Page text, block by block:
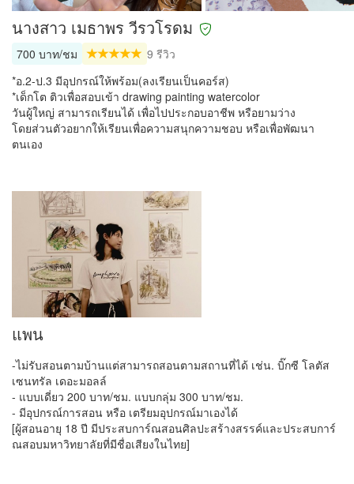
นางสาว เมธาพร วีรวโรดม
700 บาท/ชม
9 รีวิว
*อ.2-ป.3 มีอุปกรณ์ให้พร้อม(ลงเรียนเป็นคอร์ส)
*เด็กโต ติวเพื่อสอบเข้า drawing painting watercolor
วันผู้ใหญ่ สามารถเรียนได้ เพื่อไปประกอบอาชีพ หรือยามว่าง
โดยส่วนตัวอยากให้เรียนเพื่อความสนุกความชอบ หรือเพื่อพัฒนา
ตนเอง
แพน
-ไม่รับสอนตามบ้านแต่สามารถสอนตามสถานที่ได้ เช่น. บิ๊กซี โลตัส
เซนทรัล เดอะมอลล์
- แบบเดี่ยว 200 บาท/ชม. แบบกลุ่ม 300 บาท/ชม.
- มีอุปกรณ์การสอน หรือ เตรียมอุปกรณ์มาเองได้
[ผู้สอนอายุ 18 ปี มีประสบการ์ณสอนศิลปะสร้างสรรค์และประสบการ์
ณสอบมหาวิทยาลัยที่มีชื่อเสียงในไทย]